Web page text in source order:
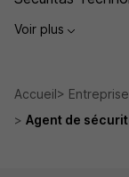
Voir plus
Accueil Entreprise
Agent de